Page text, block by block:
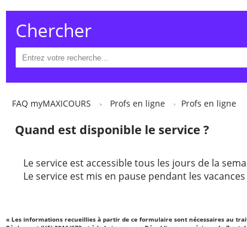
Chercher
FAQ myMAXICOURS Profs en ligne Profs en ligne
Quand est disponible le service ?
Le service est accessible tous les jours de la
Le service est mis en pause pendant les vacances
« Les informations recueillies à partir de ce formulaire sont nécessaires au